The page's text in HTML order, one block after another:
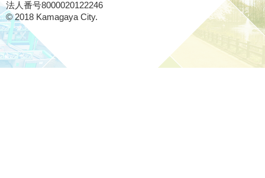
法人番号8000020122246
© 2018 Kamagaya City.